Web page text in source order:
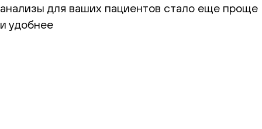
анализы для ваших пациентов стало еще проще
и удобнее